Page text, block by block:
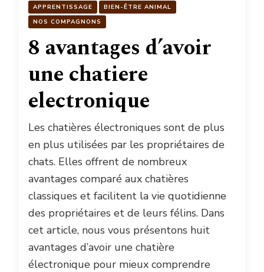
APPRENTISSAGE
BIEN-ÊTRE ANIMAL
NOS COMPAGNONS
8 avantages d’avoir
une chatiere
electronique
Les chatières électroniques sont de plus
en plus utilisées par les propriétaires de
chats. Elles offrent de nombreux
avantages comparé aux chatières
classiques et facilitent la vie quotidienne
des propriétaires et de leurs félins. Dans
cet article, nous vous présentons huit
avantages d’avoir une chatière
électronique pour mieux comprendre